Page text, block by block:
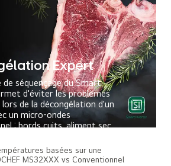
Expert
de séquençage du Smart
d'éviter les problèmes
de la décongélation d'un
un micro-ondes
: bords cuits, aliment sec,
dorénavant décongelés
sans agression, pour un
basées sur une
MS32XXX vs Conventionnel